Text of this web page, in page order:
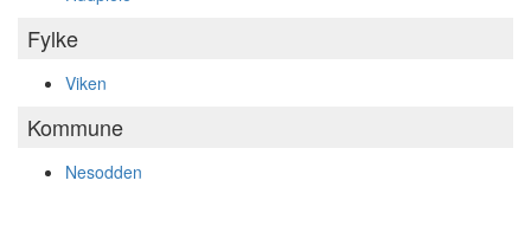
Fylke
Viken
Kommune
Nesodden